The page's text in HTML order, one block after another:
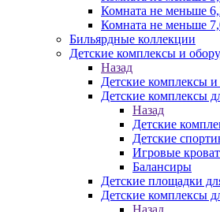
Комната не меньше
Комната не меньше
Бильярдные коллекции
Детские комплексы и
Назад
Детские комплексы
Детские комплексы
Назад
Детские
Детские
Игровые
Балансиры
Детские площадки
Детские комплексы
Назад